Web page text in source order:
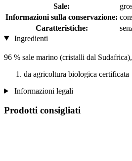
Sale:
Informazioni sulla conservazione:
Caratteristiche:
Ingredienti
96 % sale marino (cristalli dal
da agricoltura biologica certificata
Informazioni legali
Prodotti consigliati